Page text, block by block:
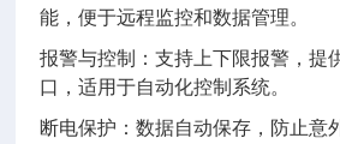
能，便于远程监控和数据管理。
报警与控制：支持上下限报警，提
口，适用于自动化控制系统。
断电保护：数据自动保存，防止意